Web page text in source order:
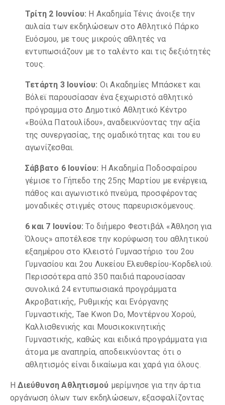
Τρίτη 2 Ιουνίου: Η Ακαδημία Τένις άνοιξε την
αυλαία των εκδηλώσεων στο Αθλητικό Πάρκο
Ευόσμου, με τους μικρούς αθλητές να
εντυπωσιάζουν με το ταλέντο και τις δεξιότητές
τους.
Τετάρτη 3 Ιουνίου: Οι Ακαδημίες Μπάσκετ και
Βόλεϊ παρουσίασαν ένα ξεχωριστό αθλητικό
πρόγραμμα στο Δημοτικό Αθλητικό Κέντρο
«Βούλα Πατουλίδου», αναδεικνύοντας την αξία
της συνεργασίας, της ομαδικότητας και του ευ
αγωνίζεσθαι.
Σάββατο 6 Ιουνίου: Η Ακαδημία Ποδοσφαίρου
γέμισε το Γήπεδο της 25ης Μαρτίου με ενέργεια,
πάθος και αγωνιστικό πνεύμα, προσφέροντας
μοναδικές στιγμές στους παρευρισκόμενους.
6 και 7 Ιουνίου: Το διήμερο Φεστιβάλ «Άθληση για
Όλους» αποτέλεσε την κορύφωση του αθλητικού
εξαημέρου στο Κλειστό Γυμναστήριο του 2ου
Γυμνασίου και 2ου Λυκείου Ελευθερίου-Κορδελιού.
Περισσότερα από 350 παιδιά παρουσίασαν
συνολικά 24 εντυπωσιακά προγράμματα
Ακροβατικής, Ρυθμικής και Ενόργανης
Γυμναστικής, Tae Kwon Do, Μοντέρνου Χορού,
Καλλισθενικής και Μουσικοκινητικής
Γυμναστικής, καθώς και ειδικά προγράμματα για
άτομα με αναπηρία, αποδεικνύοντας ότι ο
αθλητισμός είναι δικαίωμα και χαρά για όλους.
Η Διεύθυνση Αθλητισμού μερίμνησε για την άρτια
οργάνωση όλων των εκδηλώσεων, εξασφαλίζοντας